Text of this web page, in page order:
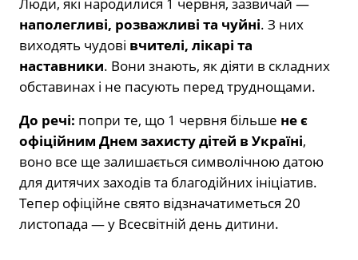
Люди, які народилися 1 червня, зазвичай —
наполегливі, розважливі та чуйні. З них
виходять чудові вчителі, лікарі та
наставники. Вони знають, як діяти в складних
обставинах і не пасують перед труднощами.
До речі: попри те, що 1 червня більше не є
офіційним Днем захисту дітей в Україні,
воно все ще залишається символічною датою
для дитячих заходів та благодійних ініціатив.
Тепер офіційне свято відзначатиметься 20
листопада — у Всесвітній день дитини.